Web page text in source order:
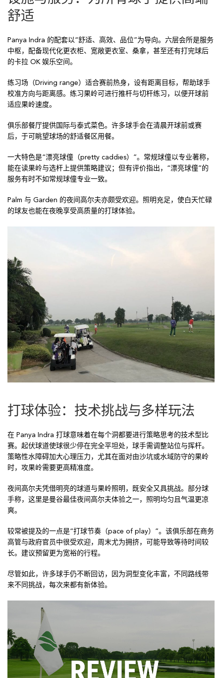
舒适
Panya Indra 的配套以“舒适、高效、品位”为导向。六层会所是服务
中枢，配备现代化更衣柜、宽敞更衣室、桑拿，甚至还有打完球后
的卡拉 OK 娱乐空间。
练习场（Driving range）适合赛前热身，设有距离目标，帮助球手
校准方向与距离感。练习果岭可进行推杆与切杆练习，以便开球前
适应果岭速度。
俱乐部餐厅提供国际与泰式菜色。许多球手会在清晨开球前或赛
后，于可眺望球场的舒适餐区用餐。
一大特色是“漂亮球僮（pretty caddies）”。常规球僮以专业著称，
能在读果岭与选杆上提供策略建议；但有评价指出，“漂亮球僮”的
服务有时不如常规球僮专业一致。
Palm 与 Garden 的夜间高尔夫亦颇受欢迎。照明充足，使白天忙碌
的球友也能在夜晚享受高质量的打球体验。
打球体验：技术挑战与多样玩法
在 Panya Indra 打球意味着在每个洞都要进行策略思考的技术型比
赛。起伏球道使球很少停在完全平坦处，球手需调整站位与挥杆。
策略性水障碍加大心理压力，尤其在面对由沙坑或水域防守的果岭
时，攻果岭需要更高精准度。
夜间高尔夫凭借明亮的球道与果岭照明，既安全又具挑战。部分球
手称，这里是曼谷最佳夜间高尔夫体验之一，照明均匀且气温更凉
爽。
较常被提及的一点是“打球节奏（pace of play）”。该俱乐部在商务
高管与政府官员中很受欢迎，周末尤为拥挤，可能导致等待时间较
长。建议预留更为宽裕的行程。
尽管如此，许多球手仍不断回访，因为洞型变化丰富，不同路线带
来不同挑战，每次来都有新体验。